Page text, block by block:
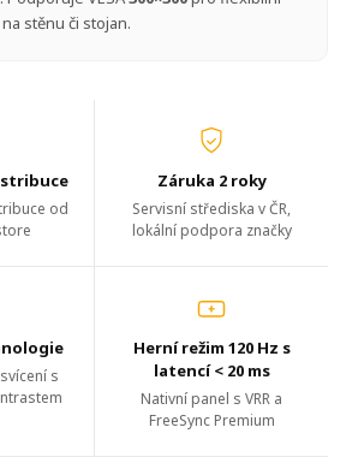
stěnu či stojan.
od
Záruka 2 roky
Servisní střediska v ČR,
lokální podpora značky
s
Herní režim 120 Hz s
latencí < 20 ms
Nativní panel s VRR a
FreeSync Premium